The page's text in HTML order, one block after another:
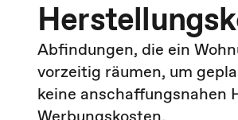
Abfindungen, die ein
vorzeitig räumen, um
keine anschaffungsnahen